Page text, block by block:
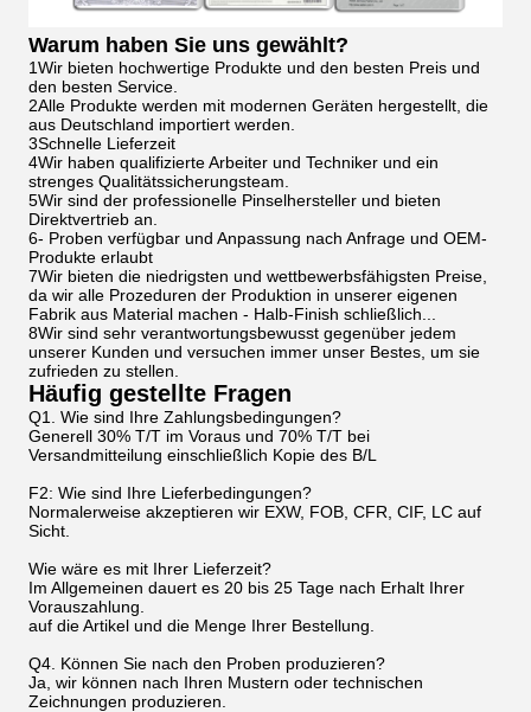
Warum haben Sie uns gewählt?
1Wir bieten hochwertige Produkte und den besten Preis und
den besten Service.
2Alle Produkte werden mit modernen Geräten hergestellt, die
aus Deutschland importiert werden.
3Schnelle Lieferzeit
4Wir haben qualifizierte Arbeiter und Techniker und ein
strenges Qualitätssicherungsteam.
5Wir sind der professionelle Pinselhersteller und bieten
Direktvertrieb an.
6- Proben verfügbar und Anpassung nach Anfrage und OEM-
Produkte erlaubt
7Wir bieten die niedrigsten und wettbewerbsfähigsten Preise,
da wir alle Prozeduren der Produktion in unserer eigenen
Fabrik aus Material machen - Halb-Finish schließlich...
8Wir sind sehr verantwortungsbewusst gegenüber jedem
unserer Kunden und versuchen immer unser Bestes, um sie
zufrieden zu stellen.
Häufig gestellte Fragen
Q1. Wie sind Ihre Zahlungsbedingungen?
Generell 30% T/T im Voraus und 70% T/T bei
Versandmitteilung einschließlich Kopie des B/L
F2: Wie sind Ihre Lieferbedingungen?
Normalerweise akzeptieren wir EXW, FOB, CFR, CIF, LC auf
Sicht.
Wie wäre es mit Ihrer Lieferzeit?
Im Allgemeinen dauert es 20 bis 25 Tage nach Erhalt Ihrer
Vorauszahlung.
auf die Artikel und die Menge Ihrer Bestellung.
Q4. Können Sie nach den Proben produzieren?
Ja, wir können nach Ihren Mustern oder technischen
Zeichnungen produzieren.